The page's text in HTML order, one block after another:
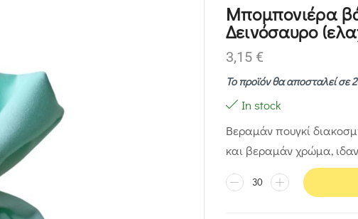
Μπομπονιέρα
Δεινόσαυρο
3,15 €
Το προϊόν θα αποσταλεί σε
In stock
Βεραμάν πουγκί
και βεραμάν χρώμα,